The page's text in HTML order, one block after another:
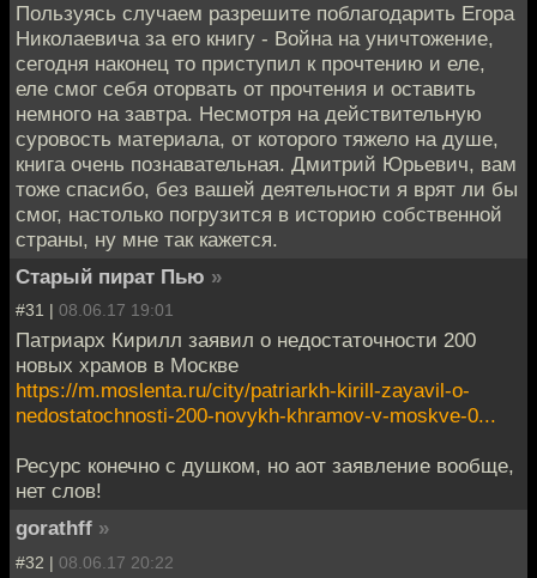
Пользуясь случаем разрешите поблагодарить Егора
Николаевича за его книгу - Война на уничтожение,
сегодня наконец то приступил к прочтению и еле,
еле смог себя оторвать от прочтения и оставить
немного на завтра. Несмотря на действительную
суровость материала, от которого тяжело на душе,
книга очень познавательная. Дмитрий Юрьевич, вам
тоже спасибо, без вашей деятельности я врят ли бы
смог, настолько погрузится в историю собственной
страны, ну мне так кажется.
Старый пират Пью »
#31 | 08.06.17 19:01
Патриарх Кирилл заявил о недостаточности 200
новых храмов в Москве
https://m.moslenta.ru/city/patriarkh-kirill-zayavil-o-
nedostatochnosti-200-novykh-khramov-v-moskve-0...
Ресурс конечно с душком, но аот заявление вообще,
нет слов!
gorathff »
#32 | 08.06.17 20:22